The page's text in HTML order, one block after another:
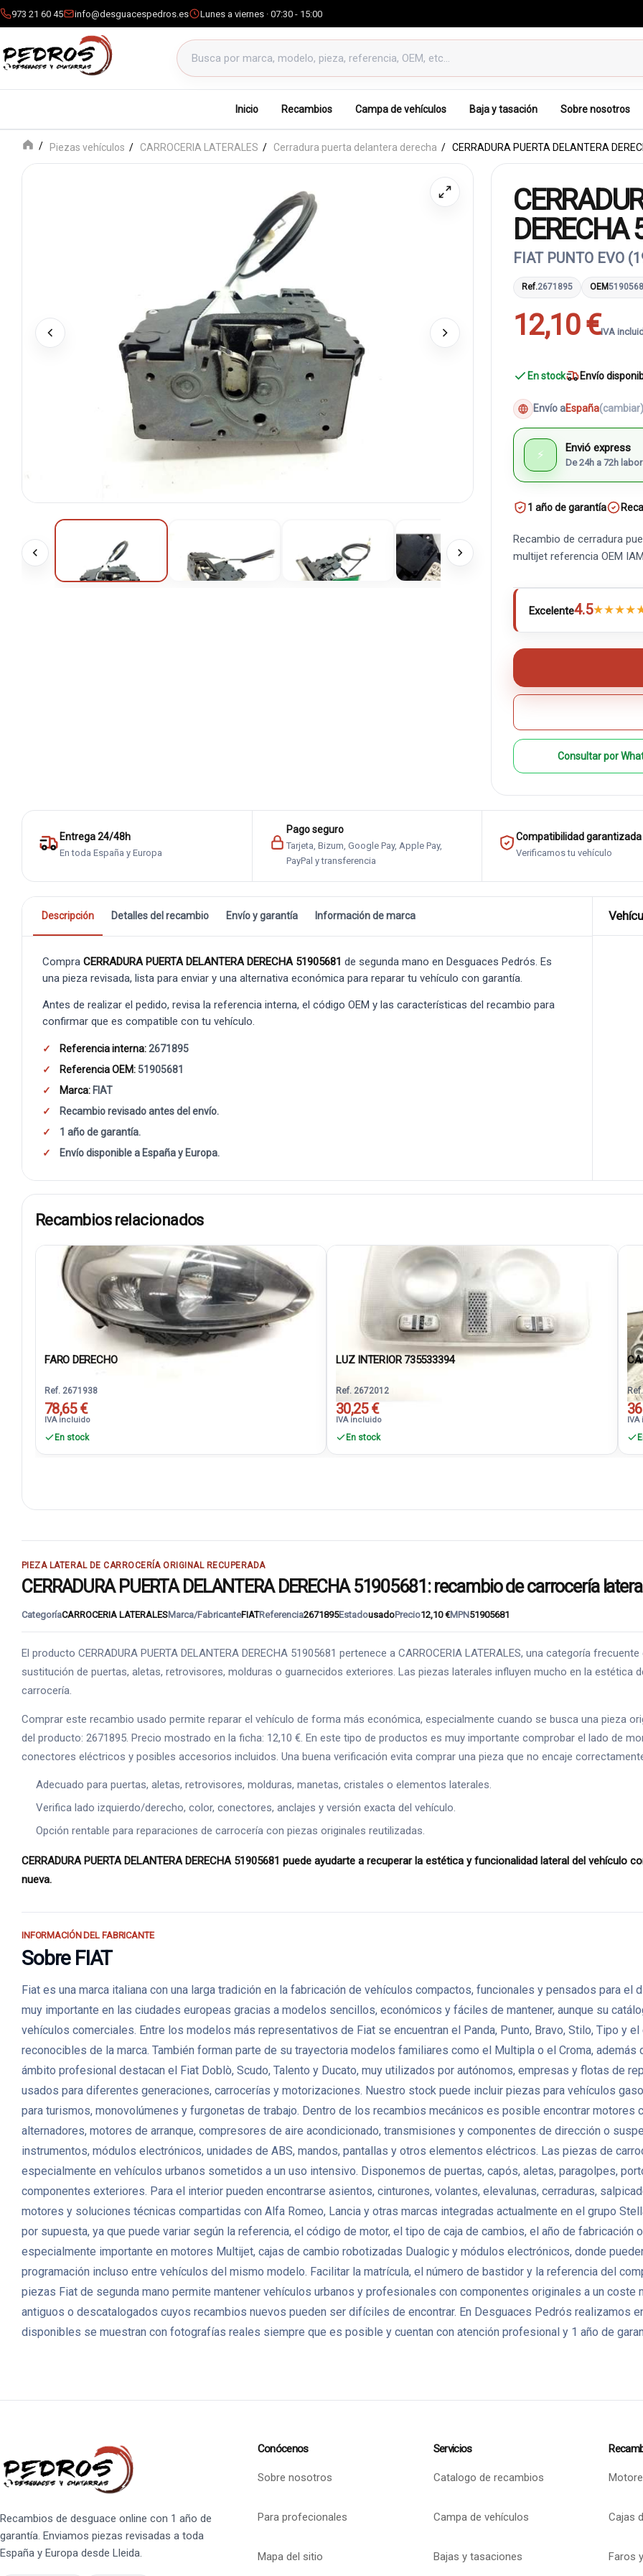
973 21 60 45 info@desguacespedros.es Lunes a viernes · 07:30 - 15:00
Buscar productos
Inicio Recambios Campa de vehículos Baja y tasación Sobre nosotros
Piezas vehículos CARROCERIA LATERALES Cerradura puerta delantera derecha CERRADURA PUERTA DELANTERA
FIAT PUNTO EVO
Ref.2671895 OEM
12,10 €IVA
En stock Envío
Envío aEspaña(cambiar)
⚡ Envió express
De 24h a 72h
1 año de garantía
Recambio de cerradura
multijet referencia OEM
Excelente4.5★★★★
Consultar por
Entrega 24/48h
En toda España y Europa
Pago seguro
Tarjeta, Bizum, Google Pay, Apple Pay,
PayPal y transferencia
Compatibilidad garantizada
Verificamos tu vehículo
Descripción Detalles del recambio Envío y garantía Información de marca
Compra CERRADURA PUERTA DELANTERA DERECHA 51905681 de segunda mano en Desguaces Pedrós. Es
una pieza revisada, lista para enviar y una alternativa económica para reparar tu vehículo con garantía.
Antes de realizar el pedido, revisa la referencia interna, el código OEM y las características del recambio para
confirmar que es compatible con tu vehículo.
Referencia interna:2671895
Referencia OEM: 51905681
Marca: FIAT
Recambio revisado antes del envío.
1 año de garantía.
Envío disponible a España y Europa.
Recambios relacionados
FARO DERECHO
Ref. 2671938
78,65 €
IVA incluido
En stock
LUZ INTERIOR 735533394
Ref. 2672012
30,25 €
IVA incluido
En stock
PIEZA LATERAL DE CARROCERÍA ORIGINAL RECUPERADA
CERRADURA PUERTA DELANTERA DERECHA 51905681: recambio de carrocería
CategoríaCARROCERIA LATERALESMarca/FabricanteFIATReferencia2671895EstadousadoPrecio12,10 €MPN51905681
El producto CERRADURA PUERTA DELANTERA DERECHA 51905681 pertenece a CARROCERIA LATERALES, una categoría
sustitución de puertas, aletas, retrovisores, molduras o guarnecidos exteriores. Las piezas laterales influyen mucho en la estética
carrocería.
Comprar este recambio usado permite reparar el vehículo de forma más económica, especialmente cuando se busca una pieza
del producto: 2671895. Precio mostrado en la ficha: 12,10 €. En este tipo de productos es muy importante comprobar el lado de
conectores eléctricos y posibles accesorios incluidos. Una buena verificación evita comprar una pieza que no encaje
Adecuado para puertas, aletas, retrovisores, molduras, manetas, cristales o elementos laterales.
Verifica lado izquierdo/derecho, color, conectores, anclajes y versión exacta del vehículo.
Opción rentable para reparaciones de carrocería con piezas originales reutilizadas.
CERRADURA PUERTA DELANTERA DERECHA 51905681 puede ayudarte a recuperar la estética y funcionalidad lateral del
nueva.
INFORMACIÓN DEL FABRICANTE
Sobre FIAT
Fiat es una marca italiana con una larga tradición en la fabricación de vehículos compactos, funcionales y pensados para el
muy importante en las ciudades europeas gracias a modelos sencillos, económicos y fáciles de mantener, aunque su
vehículos comerciales. Entre los modelos más representativos de Fiat se encuentran el Panda, Punto, Bravo, Stilo, Tipo y
reconocibles de la marca. También forman parte de su trayectoria modelos familiares como el Multipla o el Croma,
ámbito profesional destacan el Fiat Doblò, Scudo, Talento y Ducato, muy utilizados por autónomos, empresas y flotas de
usados para diferentes generaciones, carrocerías y motorizaciones. Nuestro stock puede incluir piezas para vehículos
para turismos, monovolúmenes y furgonetas de trabajo. Dentro de los recambios mecánicos es posible encontrar motores
alternadores, motores de arranque, compresores de aire acondicionado, transmisiones y componentes de dirección o
instrumentos, módulos electrónicos, unidades de ABS, mandos, pantallas y otros elementos eléctricos. Las piezas de
especialmente en vehículos urbanos sometidos a un uso intensivo. Disponemos de puertas, capós, aletas, paragolpes,
componentes exteriores. Para el interior pueden encontrarse asientos, cinturones, volantes, elevalunas, cerraduras,
motores y soluciones técnicas compartidas con Alfa Romeo, Lancia y otras marcas integradas actualmente en el grupo
por supuesta, ya que puede variar según la referencia, el código de motor, el tipo de caja de cambios, el año de fabricación
especialmente importante en motores Multijet, cajas de cambio robotizadas Dualogic y módulos electrónicos, donde
programación incluso entre vehículos del mismo modelo. Facilitar la matrícula, el número de bastidor y la referencia del
piezas Fiat de segunda mano permite mantener vehículos urbanos y profesionales con componentes originales a un coste
antiguos o descatalogados cuyos recambios nuevos pueden ser difíciles de encontrar. En Desguaces Pedrós realizamos
disponibles se muestran con fotografías reales siempre que es posible y cuentan con atención profesional y 1 año de
Recambios de desguace online con 1 año de
garantía. Enviamos piezas revisadas a toda
España y Europa desde Lleida.
Conócenos
Sobre nosotros
Para profecionales
Mapa del sitio
Servicios
Catalogo de recambios
Campa de vehículos
Bajas y tasaciones
Cajas
Faros